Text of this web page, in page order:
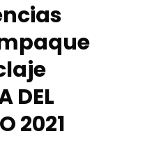
DEL
2021